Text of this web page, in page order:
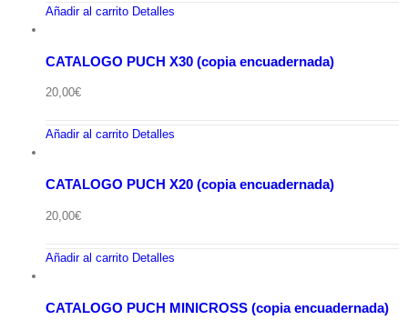
Añadir al carrito Detalles
CATALOGO PUCH X30 (copia encuadernada)
20,00€
Añadir al carrito Detalles
CATALOGO PUCH X20 (copia encuadernada)
20,00€
Añadir al carrito Detalles
CATALOGO PUCH MINICROSS (copia encuadernada)